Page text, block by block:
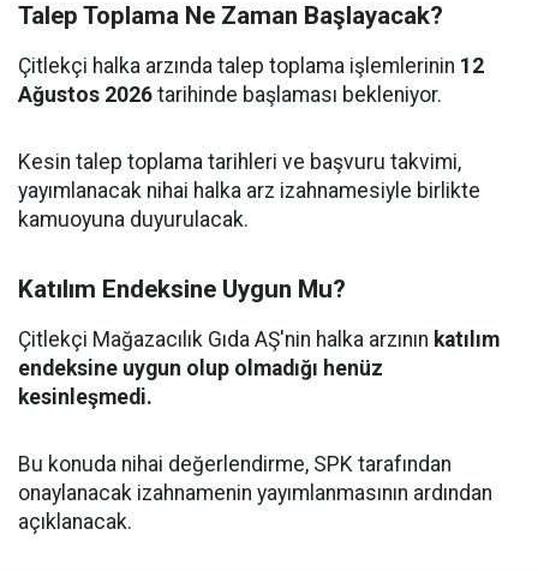
Talep Toplama Ne Zaman Başlayacak?
Çitlekçi halka arzında talep toplama işlemlerinin 12
Ağustos 2026 tarihinde başlaması bekleniyor.
Kesin talep toplama tarihleri ve başvuru takvimi,
yayımlanacak nihai halka arz izahnamesiyle birlikte
kamuoyuna duyurulacak.
Katılım Endeksine Uygun Mu?
Çitlekçi Mağazacılık Gıda AŞ'nin halka arzının katılım
endeksine uygun olup olmadığı henüz
kesinleşmedi.
Bu konuda nihai değerlendirme, SPK tarafından
onaylanacak izahnamenin yayımlanmasının ardından
açıklanacak.